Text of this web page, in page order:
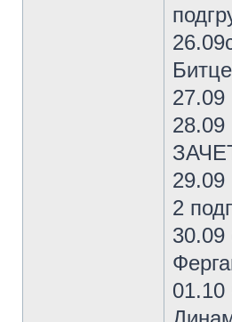
28.09
29.09
2
01.10